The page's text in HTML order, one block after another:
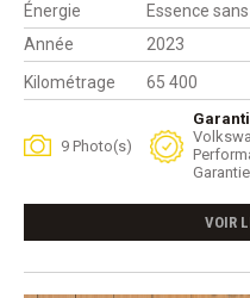
Énergie
Essence
Année
2023
Kilométrage
65 400
9 Photo(s)
VOIR